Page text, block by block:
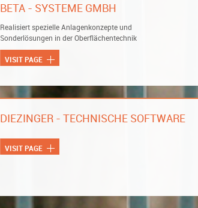
BETA - SYSTEME GMBH
Realisiert spezielle Anlagenkonzepte und
Sonderlösungen in der Oberflächentechnik
VISIT PAGE
DIEZINGER - TECHNISCHE SOFTWARE
VISIT PAGE